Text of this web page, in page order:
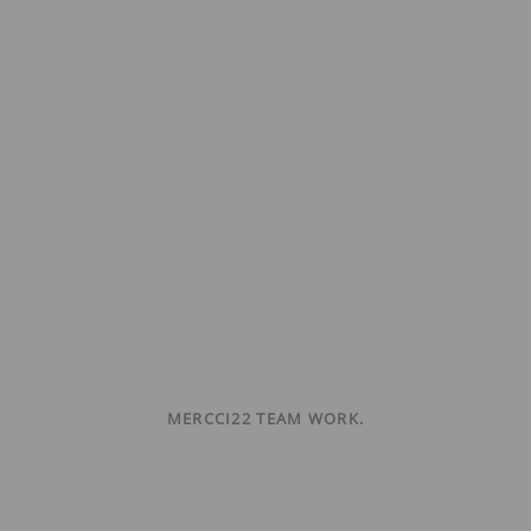
MERCCI22 TEAM WORK.